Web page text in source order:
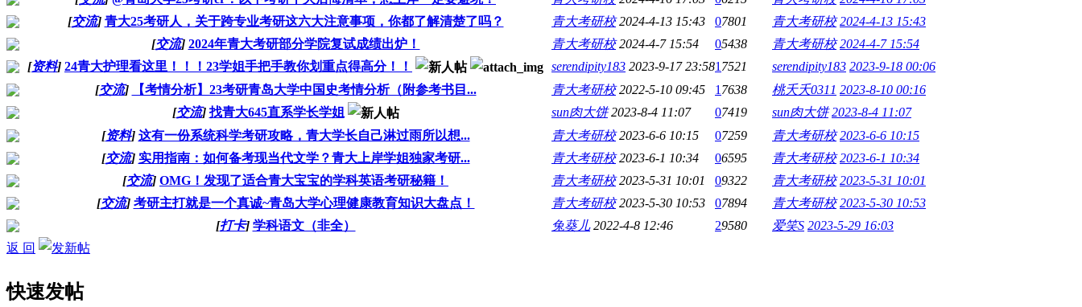
[交流] 青大25考研人，关于跨专业考研这六大注意事项，你都了解清楚了吗？ 青大考研校 2024-4-13 15:43 07801 青大考研校 2024-4-13 15:43
[交流] 2024年青大考研部分学院复试成绩出炉！ 青大考研校 2024-4-7 15:54 05438 青大考研校 2024-4-7 15:54
[资料] 24青大护理看这里！！！23学姐手把手教你划重点得高分！！ serendipity183 2023-9-17 23:581 7521 serendipity183 2023-9-18 00:06
[交流] 【考情分析】23考研青岛大学中国史考情分析（附参考书目... 青大考研校 2022-5-10 09:45 1 7638 桃夭夭0311 2023-8-10 00:16
[交流] 找青大645直系学长学姐 sun肉大饼 2023-8-4 11:07 07419 sun肉大饼 2023-8-4 11:07
[资料] 这有一份系统科学考研攻略，青大学长自己淋过雨所以想... 青大考研校 2023-6-6 10:15 07259 青大考研校 2023-6-6 10:15
[交流] 实用指南：如何备考现当代文学？青大上岸学姐独家考研... 青大考研校 2023-6-1 10:34 06595 青大考研校 2023-6-1 10:34
[交流] OMG！发现了适合青大宝宝的学科英语考研秘籍！ 青大考研校 2023-5-31 10:01 09322 青大考研校 2023-5-31 10:01
[交流] 考研主打就是一个真诚~青岛大学心理健康教育知识大盘点！ 青大考研校 2023-5-30 10:53 07894 青大考研校 2023-5-30 10:53
[打卡] 学科语文（非全） 兔葵儿 2022-4-8 12:46 29580 爱笑S 2023-5-29 16:03
返 回
快速发帖